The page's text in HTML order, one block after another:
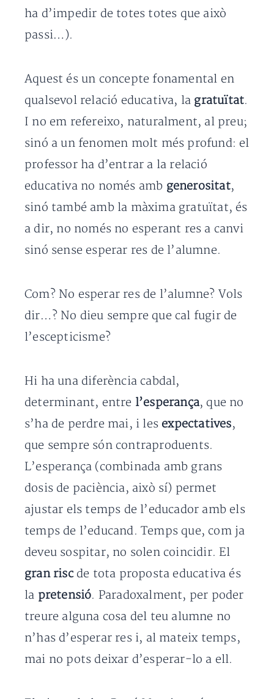
ha d’impedir de totes totes que això
passi…).
Aquest és un concepte fonamental en
qualsevol relació educativa, la gratuïtat.
I no em refereixo, naturalment, al preu;
sinó a un fenomen molt més profund: el
professor ha d’entrar a la relació
educativa no només amb generositat,
sinó també amb la màxima gratuïtat, és
a dir, no només no esperant res a canvi
sinó sense esperar res de l’alumne.
Com? No esperar res de l’alumne? Vols
dir…? No dieu sempre que cal fugir de
l’escepticisme?
Hi ha una diferència cabdal,
determinant, entre l’esperança, que no
s’ha de perdre mai, i les expectatives,
que sempre són contraproduents.
L’esperança (combinada amb grans
dosis de paciència, això sí) permet
ajustar els temps de l’educador amb els
temps de l’educand. Temps que, com ja
deveu sospitar, no solen coincidir. El
gran risc de tota proposta educativa és
la pretensió. Paradoxalment, per poder
treure alguna cosa del teu alumne no
n’has d’esperar res i, al mateix temps,
mai no pots deixar d’esperar-lo a ell.